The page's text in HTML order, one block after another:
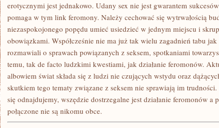
erotycznymi jest jednakowo. Udany sex nie jest gwarantem
pomaga w tym link feromony. Należy cechować się wytrwałością
niezaspokojonego popędu umieć usiedzieć w jednym miejscu i
obowiązkami. Współcześnie nie ma już tak wielu zagadnień tabu
rozmawiali o sprawach powiązanych z seksem, spotkaniami
temu, tak de facto ludzkimi kwestiami, jak działanie feromonów.
albowiem świat składa się z ludzi nie czujących wstydu oraz
skutkiem tego tematy związane z seksem nie sprawiają im
się odnajdujemy, wszędzie dostrzegalne jest działanie feromonów a
połączone nie są nikomu obce.